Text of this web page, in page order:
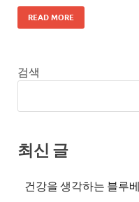
READ MORE
검색
최신 글
건강을 생각하는 블루